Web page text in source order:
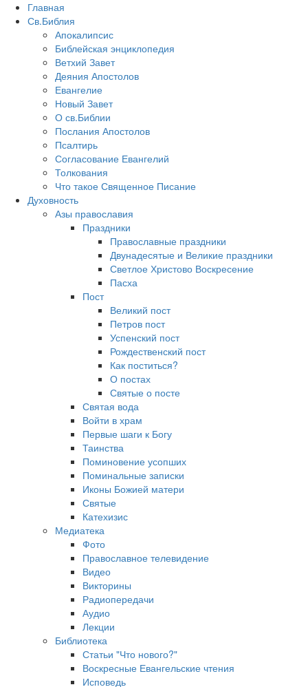
Главная
Св.Библия
Апокалипсис
Библейская энциклопедия
Ветхий Завет
Деяния Апостолов
Евангелие
Новый Завет
О св.Библии
Послания Апостолов
Псалтирь
Согласование Евангелий
Толкования
Что такое Священное Писание
Духовность
Азы православия
Праздники
Православные праздники
Двунадесятые и Великие праздники
Светлое Христово Воскресение
Пасха
Пост
Великий пост
Петров пост
Успенский пост
Рождественский пост
Как поститься?
О постах
Святые о посте
Святая вода
Войти в храм
Первые шаги к Богу
Таинства
Поминовение усопших
Поминальные записки
Иконы Божией матери
Святые
Катехизис
Медиатека
Фото
Православное телевидение
Видео
Викторины
Радиопередачи
Аудио
Лекции
Библиотека
Статьи "Что нового?"
Воскресные Евангельские чтения
Исповедь